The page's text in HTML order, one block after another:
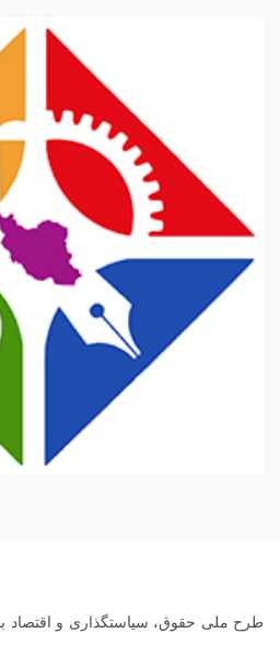
طرح ملی حقوق، سیاستگذاری و اقتصاد